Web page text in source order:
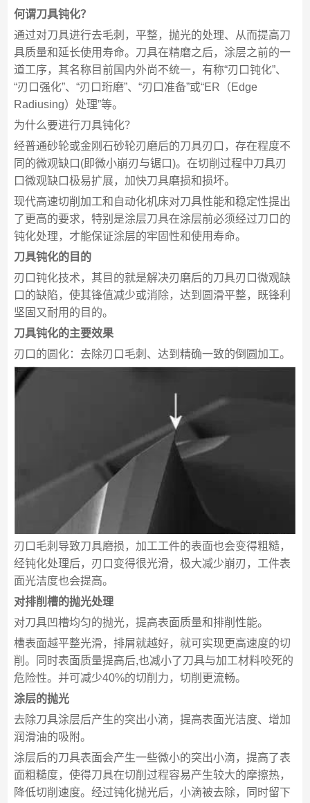
何谓刀具钝化？
通过对刀具进行去毛刺，平整，抛光的处理、从而提高刀
具质量和延长使用寿命。刀具在精磨之后，涂层之前的一
道工序，其名称目前国内外尚不统一，有称“刃口钝化”、
“刃口强化”、“刃口珩磨”、“刃口准备”或“ER（Edge
Radiusing）处理”等。
为什么要进行刀具钝化？
经普通砂轮或金刚石砂轮刃磨后的刀具刃口，存在程度不
同的微观缺口(即微小崩刃与锯口)。在切削过程中刀具刃
口微观缺口极易扩展，加快刀具磨损和损坏。
现代高速切削加工和自动化机床对刀具性能和稳定性提出
了更高的要求，特别是涂层刀具在涂层前必须经过刀口的
钝化处理，才能保证涂层的牢固性和使用寿命。
刀具钝化的目的
刃口钝化技术，其目的就是解决刃磨后的刀具刃口微观缺
口的缺陷，使其锋值减少或消除，达到圆滑平整，既锋利
坚固又耐用的目的。
刀具钝化的主要效果
刃口的圆化：去除刃口毛刺、达到精确一致的倒圆加工。
刃口毛刺导致刀具磨损，加工工件的表面也会变得粗糙，
经钝化处理后，刃口变得很光滑，极大减少崩刃，工件表
面光洁度也会提高。
对排削槽的抛光处理
对刀具凹槽均匀的抛光，提高表面质量和排削性能。
槽表面越平整光滑，排屑就越好，就可实现更高速度的切
削。同时表面质量提高后,也减小了刀具与加工材料咬死的
危险性。并可减少40%的切削力，切削更流畅。
涂层的抛光
去除刀具涂层后产生的突出小滴，提高表面光洁度、增加
润滑油的吸附。
涂层后的刀具表面会产生一些微小的突出小滴，提高了表
面粗糙度，使得刀具在切削过程容易产生较大的摩擦热，
降低切削速度。经过钝化抛光后，小滴被去除，同时留下